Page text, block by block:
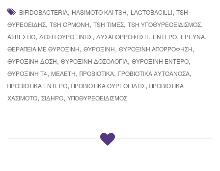
BIFIDOBACTERIA, HASIMOTO ΚΑΙ TSH, LACTOBACILLI, TSH
ΘΥΡΕΟΕΙΔΉΣ, TSH ΟΡΜΌΝΗ, TSH ΤΙΜΈΣ, TSH ΥΠΟΘΥΡΕΟΕΙΔΙΣΜΌΣ,
ΑΣΒΈΣΤΙΟ, ΔΌΣΗ ΘΥΡΟΞΊΝΗΣ, ΔΥΣΑΠΟΡΡΌΦΗΣΗ, ΈΝΤΕΡΟ, ΈΡΕΥΝΑ,
ΘΕΡΑΠΕΊΑ ΜΕ ΘΥΡΟΞΊΝΗ, ΘΥΡΟΞΊΝΗ, ΘΥΡΟΞΊΝΗ ΑΠΟΡΡΌΦΗΣΗ,
ΘΥΡΟΞΊΝΗ ΔΌΣΗ, ΘΥΡΟΞΊΝΗ ΔΟΣΟΛΟΓΊΑ, ΘΥΡΟΞΊΝΗ ΈΝΤΕΡΟ,
ΘΥΡΟΞΊΝΗ Τ4, ΜΕΛΈΤΗ, ΠΡΟΒΙΟΤΙΚΆ, ΠΡΟΒΙΟΤΙΚΆ ΑΥΤΟΆΝΟΣΑ,
ΠΡΟΒΙΟΤΙΚΆ ΈΝΤΕΡΟ, ΠΡΟΒΙΟΤΙΚΆ ΘΥΡΕΟΕΙΔΉΣ, ΠΡΟΒΙΟΤΙΚΆ
ΧΑΣΙΜΌΤΟ, ΣΊΔΗΡΟ, ΥΠΟΘΥΡΕΟΕΙΔΙΣΜΌΣ